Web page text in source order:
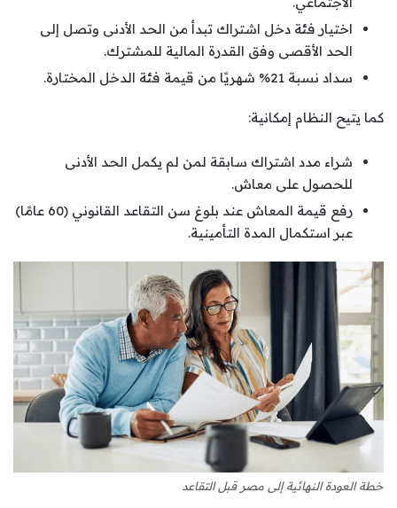
اختيار فئة دخل اشتراك تبدأ من الحد الأدنى وتصل إلى
الحد الأقصى وفق القدرة المالية للمشترك.
سداد نسبة 21% شهريًا من قيمة فئة الدخل المختارة.
كما يتيح النظام إمكانية:
شراء مدد اشتراك سابقة لمن لم يكمل الحد الأدنى
للحصول على معاش.
رفع قيمة المعاش عند بلوغ سن التقاعد القانوني (60 عامًا)
عبر استكمال المدة التأمينية.
خطة العودة النهائية إلى مصر قبل التقاعد